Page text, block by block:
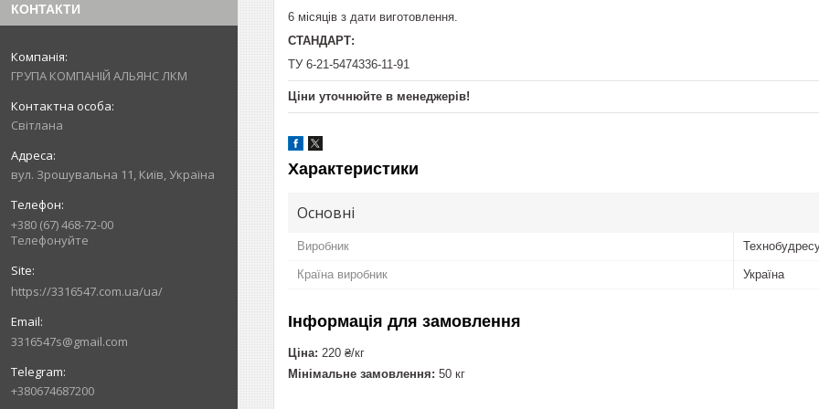
КОНТАКТИ
ГРУПА КОМПАНІЙ АЛЬЯНС ЛКМ
Світлана
вул. Зрошувальна 11, Київ, Україна
+380 (67) 468-72-00
Телефонуйте
https://3316547.com.ua/ua/
3316547s@gmail.com
+380674687200
6 місяців з дати виготовлення.
СТАНДАРТ:
ТУ 6-21-5474336-11-91
Ціни уточнюйте в менеджерів!
Характеристики
Основні
Виробник
Країна виробник Україна
Інформація для замовлення
Ціна: 220 ₴/кг
Мінімальне замовлення: 50 кг